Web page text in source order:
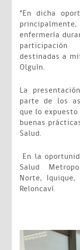
“En dicha
enfermería
destinadas a
Olguín.
La
parte de los
que lo
buenas
Salud.
En la
Salud
Norte, Iquique,
Reloncaví.